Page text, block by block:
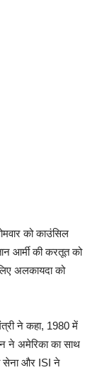
को काउंसिल
आर्मी की करतूत को
अलकायदा को
ने कहा, 1980 में
ने अमेरिका का साथ
सेना और ISI ने